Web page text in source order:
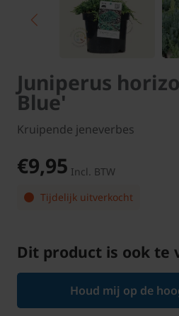
Juniperus
Blue'
Kruipende jeneverbes
€9,95 Incl. BTW
Tijdelijk uitverkocht
Dit product is ook te
Houd mij op de